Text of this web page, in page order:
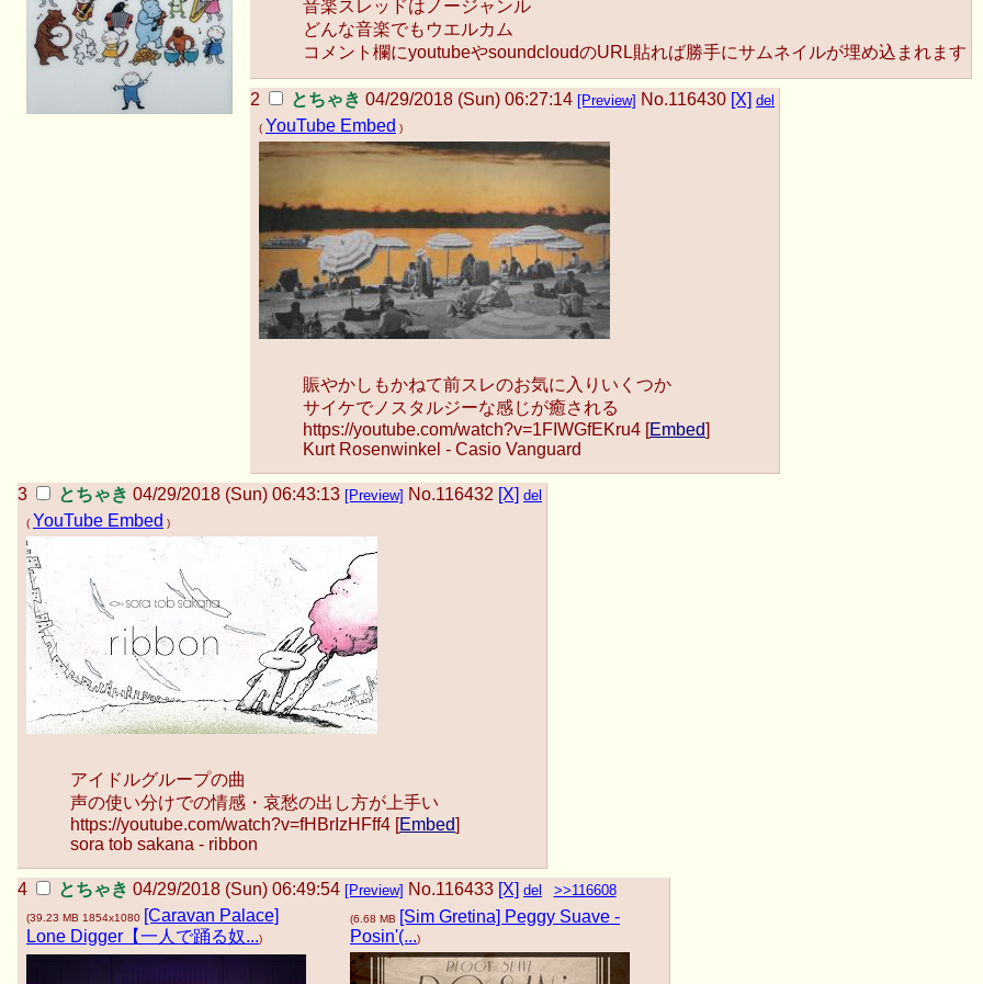
音楽スレッドはノージャンル
どんな音楽でもウエルカム
コメント欄にyoutubeやsoundcloudのURL貼れば勝手にサムネイルが埋め込まれます
とちゃき 04/29/2018 (Sun) 06:27:14 [Preview] No.116430 [X] del
( YouTube Embed )
賑やかしもかねて前スレのお気に入りいくつか
サイケでノスタルジーな感じが癒される
https://youtube.com/watch?v=1FIWGfEKru4 [Embed]
Kurt Rosenwinkel - Casio Vanguard
とちゃき 04/29/2018 (Sun) 06:43:13 [Preview] No.116432 [X] del
( YouTube Embed )
アイドルグループの曲
声の使い分けでの情感・哀愁の出し方が上手い
https://youtube.com/watch?v=fHBrIzHFff4 [Embed]
sora tob sakana - ribbon
とちゃき 04/29/2018 (Sun) 06:49:54 [Preview] No.116433 [X] del >>116608
(39.23 MB 1854x1080 [Caravan Palace]
Lone Digger【一人で踊る奴...)
(6.68 MB [Sim Gretina] Peggy Suave -
Posin'(...)